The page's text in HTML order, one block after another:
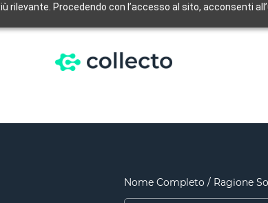
rilevante. Procedendo con l’accesso al sito, acconsenti
Nome Completo / Ragione